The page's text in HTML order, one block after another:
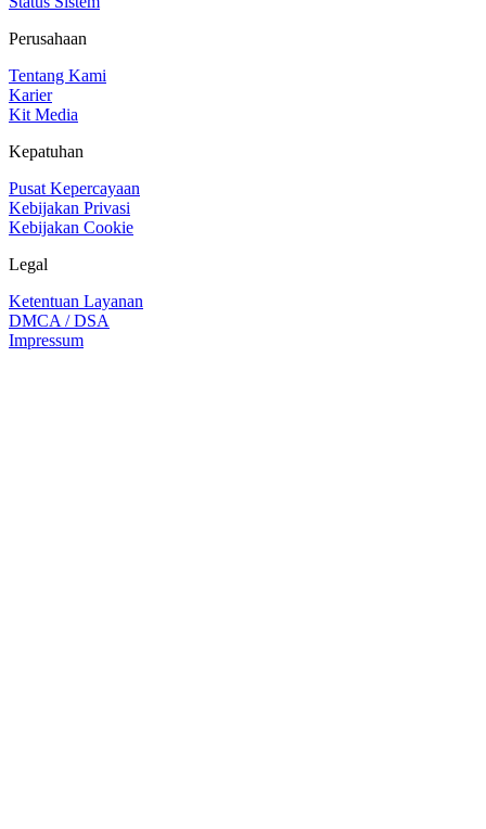
Perusahaan
Tentang Kami
Karier
Kit Media
Kepatuhan
Pusat Kepercayaan
Kebijakan Privasi
Kebijakan Cookie
Legal
Ketentuan Layanan
DMCA / DSA
Impressum